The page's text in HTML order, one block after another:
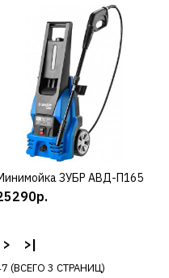
КУПИТЬ
ДОБАВИТЬ К СРАВНЕНИЮ
ДОБАВИТЬ В ПОЖЕЛАНИЯ
33-1310
КУПИТЬ
ЗУБР АВД-П165
> >|
(ВСЕГО 3 СТРАНИЦ)